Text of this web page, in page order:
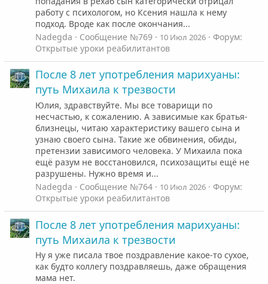
работу с психологом, но Ксения нашла к нему
подход. Вроде как после окончания...
Nadegda
Сообщение №769 10 Июл 2026
Форум:
Открытые уроки реабилитантов
После 8 лет употребления марихуаны:
путь Михаила к трезвости
Юлия, здравствуйте. Мы все товарищи по
несчастью, к сожалению. А зависимые как братья-
близнецы, читаю характеристику вашего сына и
узнаю своего сына. Такие же обвинения, обиды,
претензии зависимого человека. У Михаила пока
ещё разум не восстановился, психозащиты ещё не
разрушены. Нужно время и...
Nadegda
Сообщение №764 10 Июл 2026
Форум:
Открытые уроки реабилитантов
После 8 лет употребления марихуаны:
путь Михаила к трезвости
Ну я уже писала твое поздравление какое-то сухое,
как будто коллегу поздравляешь, даже обращения
мама нет.